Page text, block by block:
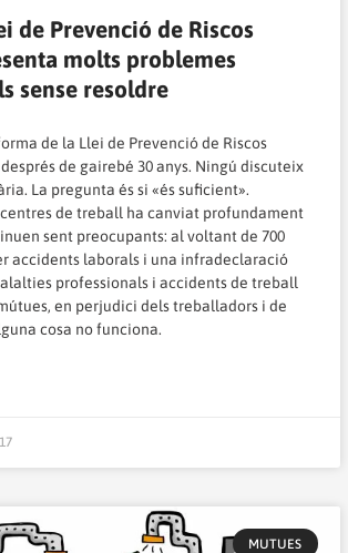
de Prevenció de Riscos
molts problemes
sense resoldre
de la Llei de Prevenció de Riscos
de gairebé 30 anys. Ningú discuteix
La pregunta és si «és suficient».
de treball ha canviat profundament
sent preocupants: al voltant de 700
accidents laborals i una infradeclaració
professionals i accidents de treball
en perjudici dels treballadors i de
cosa no funciona.
MUTUES